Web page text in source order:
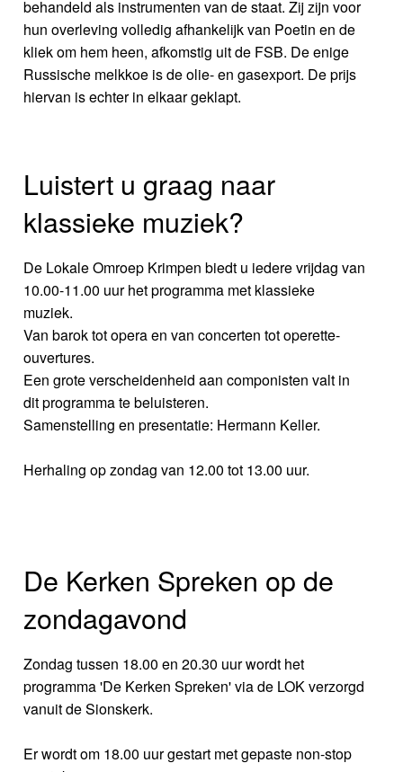
behandeld als instrumenten van de staat. Zij zijn voor
hun overleving volledig afhankelijk van Poetin en de
kliek om hem heen, afkomstig uit de FSB. De enige
Russische melkkoe is de olie- en gasexport. De prijs
hiervan is echter in elkaar geklapt.
Luistert u graag naar
klassieke muziek?
De Lokale Omroep Krimpen biedt u iedere vrijdag van
10.00-11.00 uur het programma met klassieke
muziek.
Van barok tot opera en van concerten tot operette-
ouvertures.
Een grote verscheidenheid aan componisten valt in
dit programma te beluisteren.
Samenstelling en presentatie: Hermann Keller.
Herhaling op zondag van 12.00 tot 13.00 uur.
De Kerken Spreken op de
zondagavond
Zondag tussen 18.00 en 20.30 uur wordt het
programma 'De Kerken Spreken' via de LOK verzorgd
vanuit de Sionskerk.
Er wordt om 18.00 uur gestart met gepaste non-stop